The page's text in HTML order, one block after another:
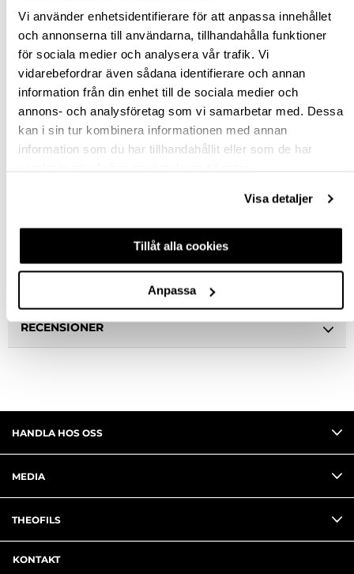
Vi använder enhetsidentifierare för att anpassa innehållet
och annonserna till användarna, tillhandahålla funktioner
för sociala medier och analysera vår trafik. Vi
vidarebefordrar även sådana identifierare och annan
information från din enhet till de sociala medier och
annons- och analysföretag som vi samarbetar med. Dessa
kan i sin tur kombinera informationen med annan
information som du har tillhandahållit eller som de har
Visa detaljer
Tillåt alla cookies
Anpassa
Rensa val
st
VÄLJ VARIANT
Snabba leveranser
RECENSIONER
HANDLA HOS OSS
MEDIA
THEOFILS
KONTAKT